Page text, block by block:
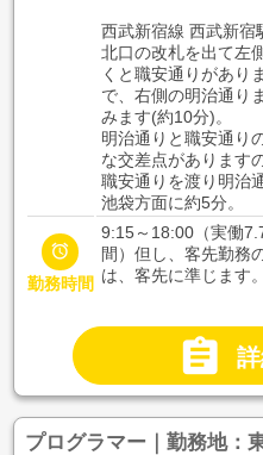
西武新宿線 西武新宿
北口の改札を出て左
くと職安通りがあり
で、右側の明治通り
みます(約10分)。
明治通りと職安通り
な交差点があります
職安通りを渡り明治
池袋方面に約5分。

勤務時間
9:15～18:00（実働
間）但し、客先勤務
は、客先に準じます。

プログラマー｜勤務地：